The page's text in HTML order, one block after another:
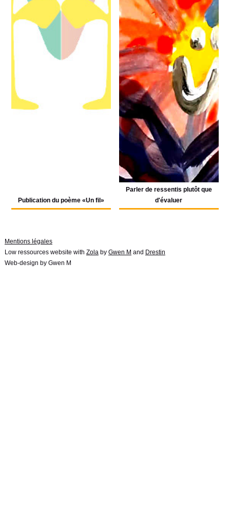
Publication du poème «Un fil»
Parler de ressentis plutôt que
d'évaluer
Mentions légales
Low ressources website with Zolaby Gwen M and Drestin
Web-design by Gwen M